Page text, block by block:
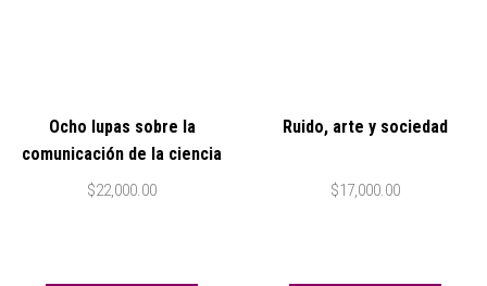
Ocho lupas sobre la
comunicación de la ciencia
$22,000.00
Ruido, arte y sociedad
$17,000.00